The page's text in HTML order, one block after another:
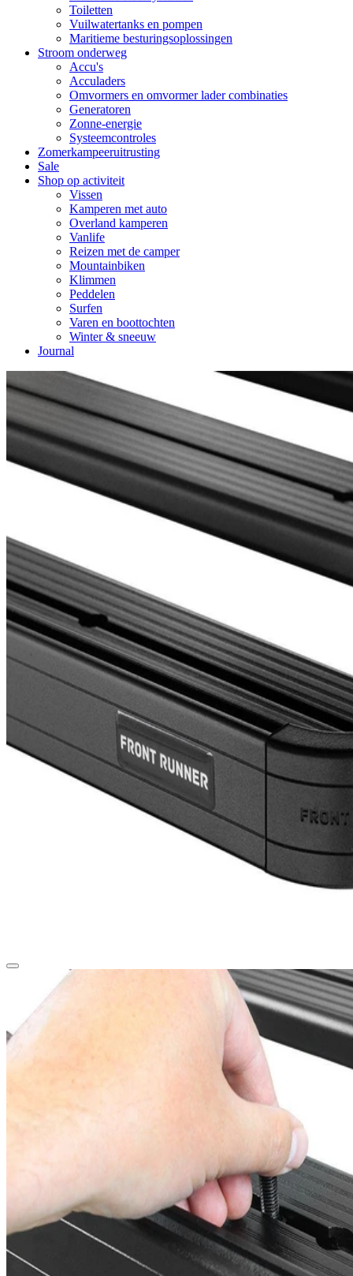
Toiletten
Vuilwatertanks en pompen
Maritieme besturingsoplossingen
Stroom onderweg
Accu's
Acculaders
Omvormers en omvormer lader combinaties
Generatoren
Zonne-energie
Systeemcontroles
Zomerkampeeruitrusting
Sale
Shop op activiteit
Vissen
Kamperen met auto
Overland kamperen
Vanlife
Reizen met de camper
Mountainbiken
Klimmen
Peddelen
Surfen
Varen en boottochten
Winter & sneeuw
Journal